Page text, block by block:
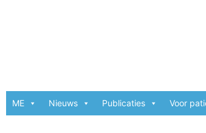
ME Nieuws Publicaties Voor